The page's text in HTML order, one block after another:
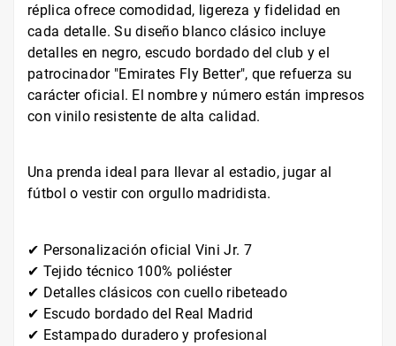
réplica ofrece comodidad, ligereza y fidelidad en
cada detalle. Su diseño blanco clásico incluye
detalles en negro, escudo bordado del club y el
patrocinador "Emirates Fly Better", que refuerza su
carácter oficial. El nombre y número están impresos
con vinilo resistente de alta calidad.
Una prenda ideal para llevar al estadio, jugar al
fútbol o vestir con orgullo madridista.
✔ Personalización oficial Vini Jr. 7
✔ Tejido técnico 100% poliéster
✔ Detalles clásicos con cuello ribeteado
✔ Escudo bordado del Real Madrid
✔ Estampado duradero y profesional